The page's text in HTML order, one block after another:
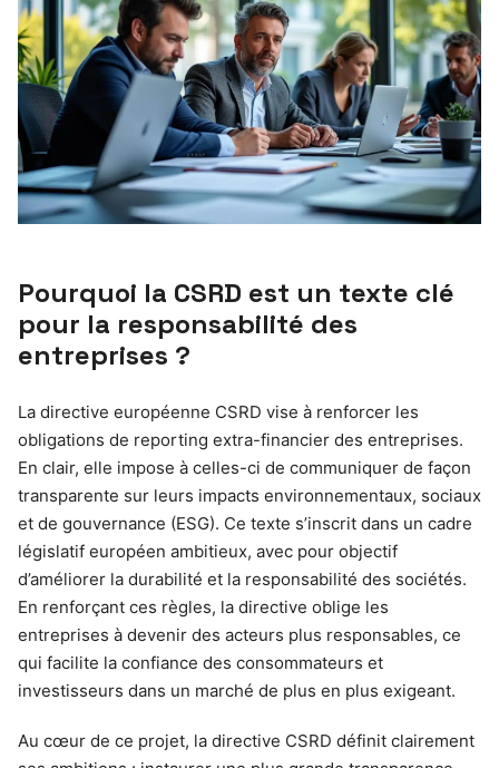
Pourquoi la CSRD est un texte clé
pour la responsabilité des
entreprises ?
La directive européenne CSRD vise à renforcer les
obligations de reporting extra-financier des entreprises.
En clair, elle impose à celles-ci de communiquer de façon
transparente sur leurs impacts environnementaux, sociaux
et de gouvernance (ESG). Ce texte s’inscrit dans un cadre
législatif européen ambitieux, avec pour objectif
d’améliorer la durabilité et la responsabilité des sociétés.
En renforçant ces règles, la directive oblige les
entreprises à devenir des acteurs plus responsables, ce
qui facilite la confiance des consommateurs et
investisseurs dans un marché de plus en plus exigeant.
Au cœur de ce projet, la directive CSRD définit clairement